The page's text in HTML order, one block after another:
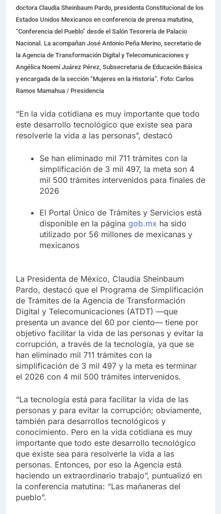
doctora Claudia Sheinbaum Pardo, presidenta Constitucional de los
Estados Unidos Mexicanos en conferencia de prensa matutina,
“Conferencia del Pueblo” desde el Salón Tesorería de Palacio
Nacional. La acompañan José Antonio Peña Merino, secretario de
la Agencia de Transformación Digital y Telecomunicaciones y
Angélica Noemí Juárez Pérez, Subsecretaria de Educación Básica
y encargada de la sección “Mujeres en la Historia”. Foto: Carlos
Ramos Mamahua / Presidencia
“En la vida cotidiana es muy importante que todo
este desarrollo tecnológico que existe sea para
resolverle la vida a las personas”, destacó
Se han eliminado mil 711 trámites con la
simplificación de 3 mil 497, la meta son 4
mil 500 trámites intervenidos para finales de
2026
El Portal Único de Trámites y Servicios está
disponible en la página gob.mx ha sido
utilizado por 56 millones de mexicanas y
mexicanos
La Presidenta de México, Claudia Sheinbaum
Pardo, destacó que el Programa de Simplificación
de Trámites de la Agencia de Transformación
Digital y Telecomunicaciones (ATDT) —que
presenta un avance del 60 por ciento— tiene por
objetivo facilitar la vida de las personas y evitar la
corrupción, a través de la tecnología, ya que se
han eliminado mil 711 trámites con la
simplificación de 3 mil 497 y la meta es terminar
el 2026 con 4 mil 500 trámites intervenidos.
“La tecnología está para facilitar la vida de las
personas y para evitar la corrupción; obviamente,
también para desarrollos tecnológicos y
conocimiento. Pero en la vida cotidiana es muy
importante que todo este desarrollo tecnológico
que existe sea para resolverle la vida a las
personas. Entonces, por eso la Agencia está
haciendo un extraordinario trabajo”, puntualizó en
la conferencia matutina: “Las mañaneras del
pueblo”.